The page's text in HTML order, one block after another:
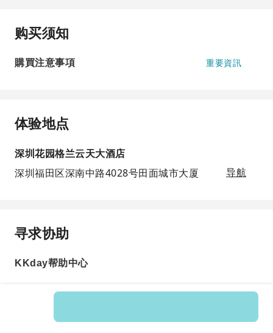
购买须知
購買注意事項 重要資訊
体验地点
深圳花园格兰云天大酒店
深圳福田区深南中路4028号田面城市大厦
导航
寻求协助
KKday帮助中心
Product No.: 261393